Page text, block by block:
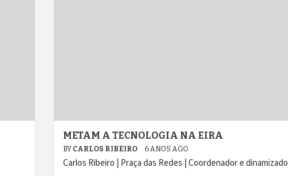
METAM A TECNOLOGIA NA EIRA
BY CARLOS RIBEIRO 6 ANOS AGO
Carlos Ribeiro | Praça das Redes | Coordenador e